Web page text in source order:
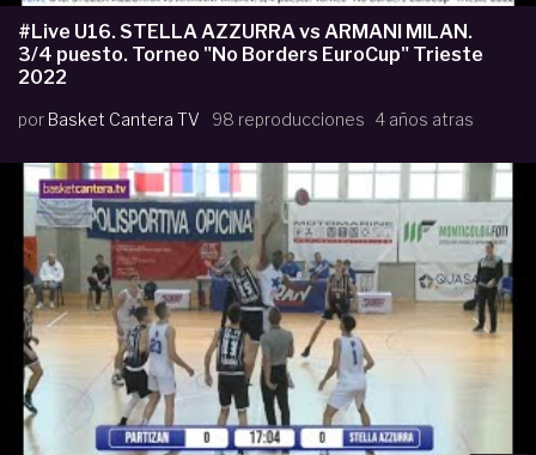
#Live U16. STELLA AZZURRA vs ARMANI MILAN.
3/4 puesto. Torneo "No Borders EuroCup" Trieste
2022
por Basket Cantera TV 98 reproducciones 4 años atras